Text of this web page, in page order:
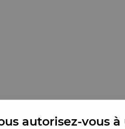
autorisez-vous